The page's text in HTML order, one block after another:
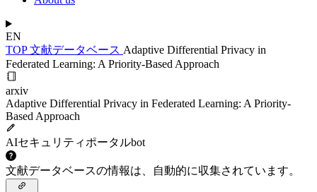
EN
TOP文献データベース Adaptive Differential Privacy in
Federated Learning: A Priority-Based Approach
arxiv
Adaptive Differential Privacy in Federated Learning: A Priority-
Based Approach
AIセキュリティポータルbot
文献データベースの情報は、自動的に収集されています。